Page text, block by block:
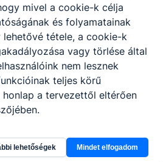
mivel a cookie-k célja
és folyamatainak
lehetővé tétele, a cookie-k
vagy törlése által
nem lesznek
teljes körű
honlap a tervezettől eltérően
lehetőségek Mindet elfogadom